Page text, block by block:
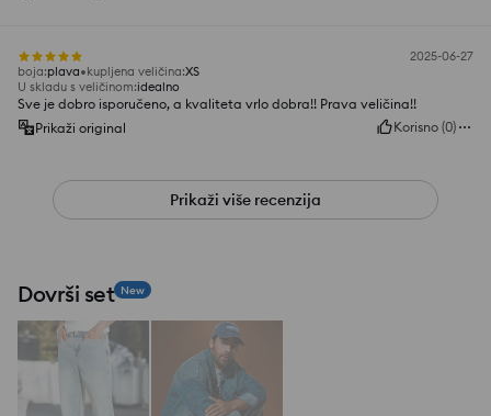
2025-06-27
boja:plava kupljena veličina:XS
U skladu s veličinom:idealno
Sve je dobro isporučeno, a kvaliteta vrlo dobra!! Prava veličina!!
Prikaži original
Korisno (0)
Prikaži više recenzija
Dovrši set New